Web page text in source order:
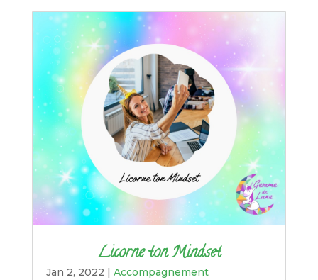
Licorne ton Mindset
Jan 2, 2022 | Accompagnement